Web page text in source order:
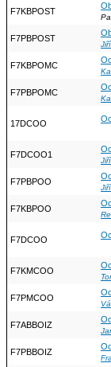
F7KBPOST
F7PBPOST
F7KBPOMC
F7PBPOMC
17DCOO
F7DCOO1
F7PBPOO
F7KBPOO
F7DCOO
F7KMCOO
F7PMCOO
F7ABBOIZ
F7PBBOIZ